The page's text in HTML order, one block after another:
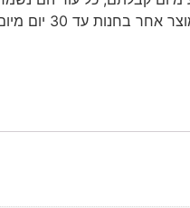
עד 30 יום מיום קבלתו.